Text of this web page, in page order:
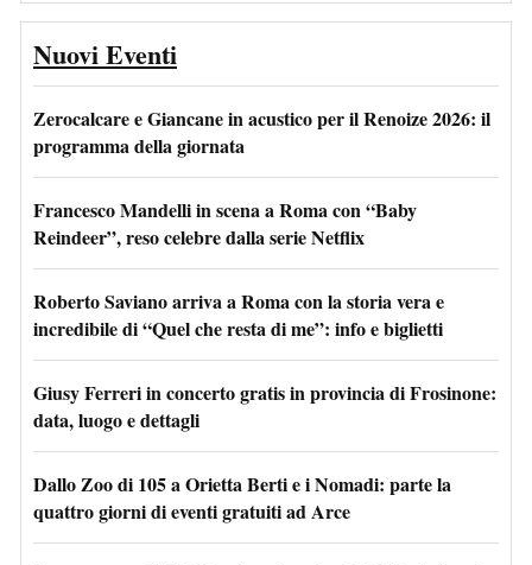
Nuovi Eventi
Zerocalcare e Giancane in acustico per il Renoize 2026: il
programma della giornata
Francesco Mandelli in scena a Roma con “Baby
Reindeer”, reso celebre dalla serie Netflix
Roberto Saviano arriva a Roma con la storia vera e
incredibile di “Quel che resta di me”: info e biglietti
Giusy Ferreri in concerto gratis in provincia di Frosinone:
data, luogo e dettagli
Dallo Zoo di 105 a Orietta Berti e i Nomadi: parte la
quattro giorni di eventi gratuiti ad Arce